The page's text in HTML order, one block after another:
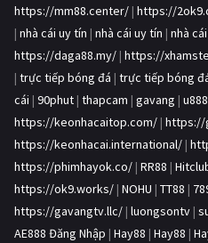
https://mm88.center/ | https://
| nhà cái uy tín | nhà cái uy tín | nhà
https://daga88.my/ | https://
| trực tiếp bóng đá | trực tiếp bóng
cái | 90phut | thapcam | gavang | u888
https://keonhacaitop.com/ | https://
https://keonhacai.international/ |
https://phimhayok.co/ | RR88 |
https://ok9.works/ | NOHU | TT88 |
https://gavangtv.llc/ | luongsontv |
AE888 Đăng Nhập | Hay88 | Hay88 |